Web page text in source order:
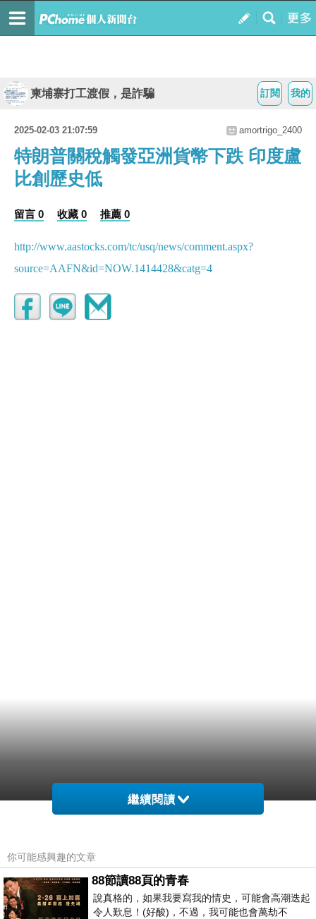
我的
訂閱
柬埔寨打工渡假，是詐騙
2025-02-03 21:07:59 amortrigo_2400
特朗普關稅觸發亞洲貨幣下跌 印度盧
比創歷史低
留言 0 收藏 0 推薦 0
http://www.aastocks.com/tc/usq/news/comment.aspx?
source=AAFN&id=NOW.1414428&catg=4
繼續閱讀
你可能感興趣的文章
88節讀88頁的青春
說真格的，如果我要寫我的情史，可能會高潮迭起
令人歎息！(好酸)，不過，我可能也會萬劫不